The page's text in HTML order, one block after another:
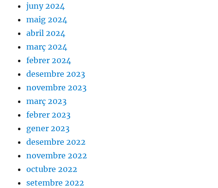
juny 2024
maig 2024
abril 2024
març 2024
febrer 2024
desembre 2023
novembre 2023
març 2023
febrer 2023
gener 2023
desembre 2022
novembre 2022
octubre 2022
setembre 2022